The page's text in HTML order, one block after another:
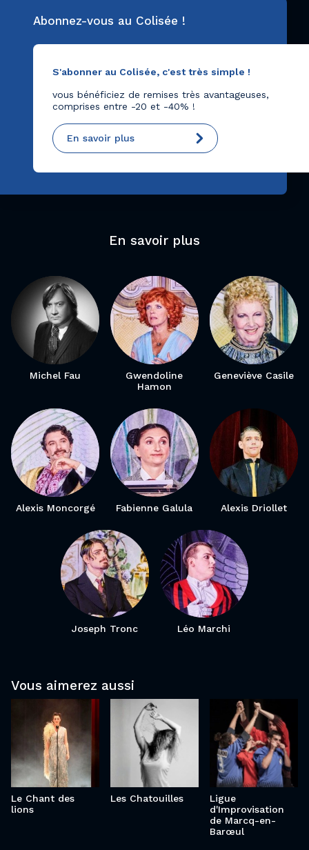
Abonnez-vous au Colisée !
S'abonner au Colisée, c'est très simple !
vous bénéficiez de remises très avantageuses,
comprises entre -20 et -40% !
En savoir plus
En savoir plus
Michel Fau
Gwendoline
Hamon
Geneviève Casile
Alexis Moncorgé Fabienne Galula Alexis Driollet
Joseph Tronc Léo Marchi
Vous aimerez aussi
des lions
Le Chant des
lions
Chatouilles
Les Chatouilles
de Marcq-en-
Barœul
Ligue
d'Improvisation
de Marcq-en-
Barœul